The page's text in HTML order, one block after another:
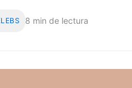
8 min de lectura